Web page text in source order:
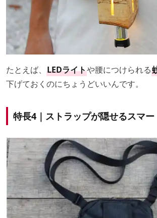
たとえば、 LEDライトや腰につけられる
下げておくのにちょうどいいんです。
特長4｜ストラップが隠せるスマー